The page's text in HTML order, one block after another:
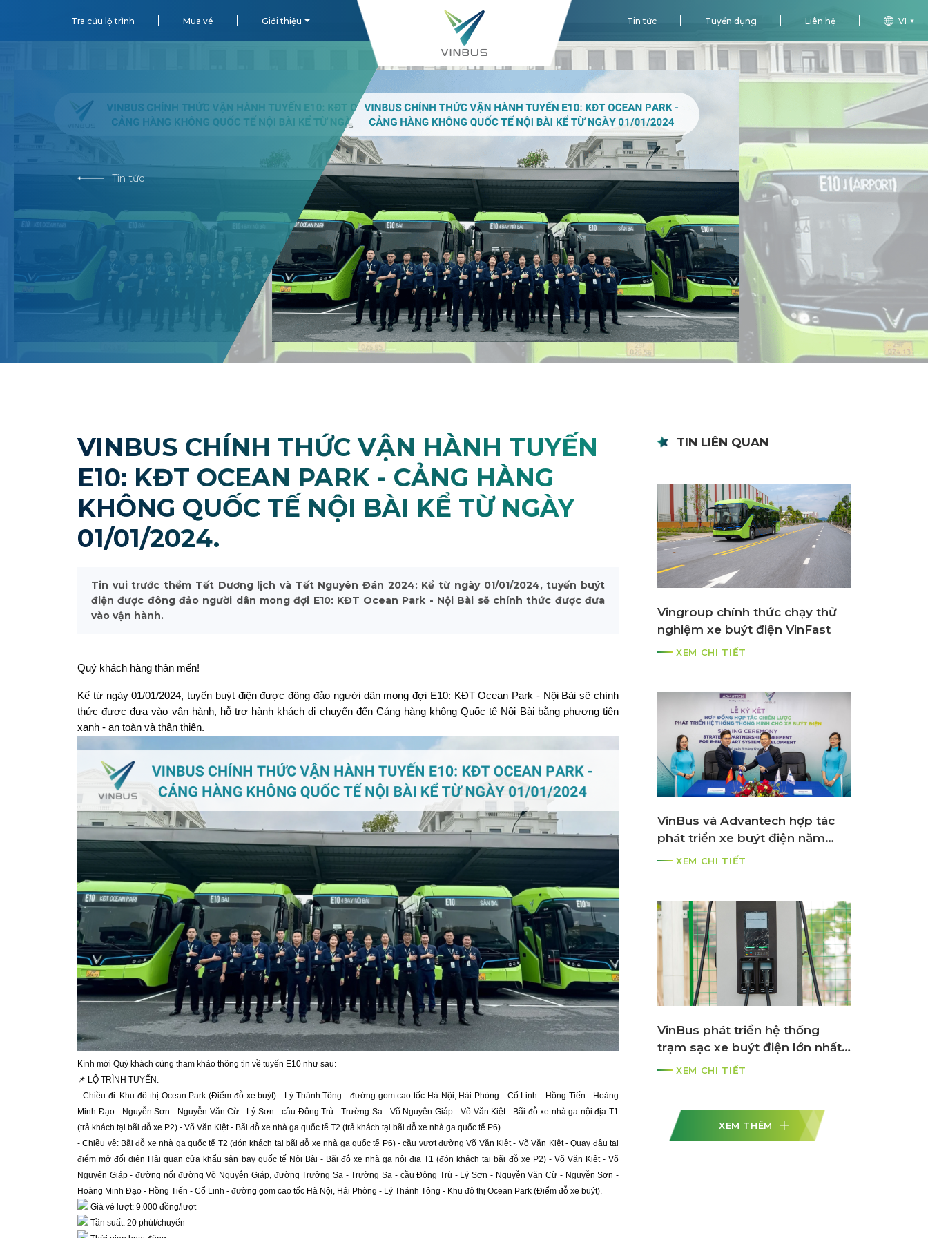
Tra cứu lộ trình Mua vé Giới thiệu Tin tức Tuyển dụng Liên hệ VI
Tin tức
VINBUS CHÍNH THỨC VẬN HÀNH TUYẾN
E10: KĐT OCEAN PARK - CẢNG HÀNG
KHÔNG QUỐC TẾ NỘI BÀI KỂ TỪ NGÀY
01/01/2024.
Tin vui trước thềm Tết Dương lịch và Tết Nguyên Đán 2024: Kể từ ngày 01/01/2024, tuyến buýt
điện được đông đảo người dân mong đợi E10: KĐT Ocean Park - Nội Bài sẽ chính thức được đưa
vào vận hành.
Quý khách hàng thân mến!
Kể từ ngày 01/01/2024, tuyến buýt điện được đông đảo người dân mong đợi E10: KĐT Ocean Park - Nội Bài sẽ chính
thức được đưa vào vận hành, hỗ trợ hành khách di chuyển đến Cảng hàng không Quốc tế Nội Bài bằng phương tiện
xanh - an toàn và thân thiện.
Kính mời Quý khách cùng tham khảo thông tin về tuyến E10 như sau:
📌 LỘ TRÌNH TUYẾN:
- Chiều đi: Khu đô thị Ocean Park (Điểm đỗ xe buýt) - Lý Thánh Tông - đường gom cao tốc Hà Nội, Hải Phòng - Cổ Linh - Hồng Tiến - Hoàng
Minh Đạo - Nguyễn Sơn - Nguyễn Văn Cừ - Lý Sơn - cầu Đông Trù - Trường Sa - Võ Nguyên Giáp - Võ Văn Kiệt - Bãi đỗ xe nhà ga nội địa T1
(trả khách tại bãi đỗ xe P2) - Võ Văn Kiệt - Bãi đỗ xe nhà ga quốc tế T2 (trả khách tại bãi đỗ xe nhà ga quốc tế P6).
- Chiều về: Bãi đỗ xe nhà ga quốc tế T2 (đón khách tại bãi đỗ xe nhà ga quốc tế P6) - cầu vượt đường Võ Văn Kiệt - Võ Văn Kiệt - Quay đầu tại
điểm mở đối diện Hải quan cửa khẩu sân bay quốc tế Nội Bài - Bãi đỗ xe nhà ga nội địa T1 (đón khách tại bãi đỗ xe P2) - Võ Văn Kiệt - Võ
Nguyên Giáp - đường nối đường Võ Nguyễn Giáp, đường Trưởng Sa - Trường Sa - cầu Đông Trù - Lý Sơn - Nguyễn Văn Cừ - Nguyễn Sơn -
Hoàng Minh Đạo - Hồng Tiến - Cổ Linh - đường gom cao tốc Hà Nội, Hải Phòng - Lý Thánh Tông - Khu đô thị Ocean Park (Điểm đỗ xe buýt).
Giá vé lượt: 9.000 đồng/lượt
Tần suất: 20 phút/chuyến
TIN LIÊN QUAN
Vingroup chính thức chạy thử
nghiệm xe buýt điện VinFast
XEM CHI TIẾT
VinBus và Advantech hợp tác
phát triển xe buýt điện năm
2021XEM CHI TIẾT
VinBus phát triển hệ thống
trạm sạc xe buýt điện lớn nhất
ASEAN
XEM CHI TIẾT
XEM THÊM